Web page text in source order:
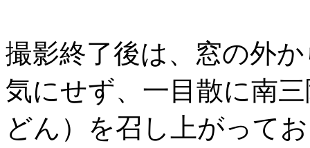
撮影終了後は、窓の外
気にせず、一目散に南
どん）を召し上がって